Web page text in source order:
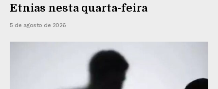
Etnias nesta quarta-feira
5 de agosto de 2026